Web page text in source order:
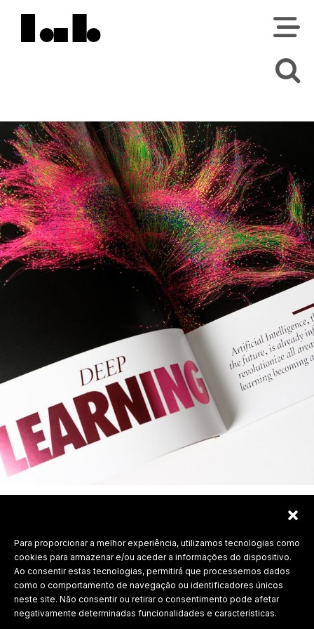
Para proporcionar a melhor experiência, utilizamos tecnologias como
cookies para armazenar e/ou aceder a informações do dispositivo.
Ao consentir estas tecnologias, permitirá que processemos dados
como o comportamento de navegação ou identificadores únicos
neste site. Não consentir ou retirar o consentimento pode afetar
negativamente determinadas funcionalidades e características.
Labdesign, Lda.
2026 Todos os direitos reservados.
Política de Privacidade